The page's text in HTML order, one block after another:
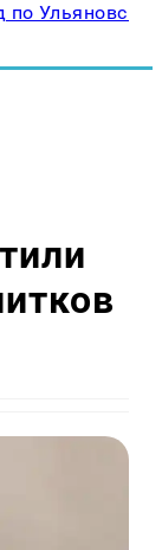
по Ульяновску